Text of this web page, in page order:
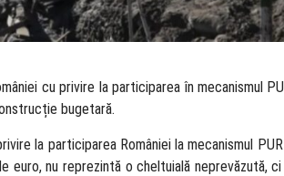
cu privire la participarea în mecanismul
bugetară.
la participarea României la mecanismul
euro, nu reprezintă o cheltuială neprevăzută,